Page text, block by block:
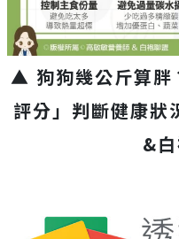
▲ 狗狗幾公斤算胖
評分」判斷健康狀
&白